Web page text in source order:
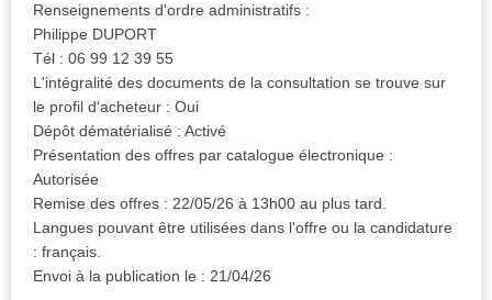
Renseignements d'ordre administratifs :
Philippe DUPORT
Tél : 06 99 12 39 55
L'intégralité des documents de la consultation se trouve sur
le profil d'acheteur : Oui
Dépôt dématérialisé : Activé
Présentation des offres par catalogue électronique :
Autorisée
Remise des offres : 22/05/26 à 13h00 au plus tard.
Langues pouvant être utilisées dans l'offre ou la candidature
: français.
Envoi à la publication le : 21/04/26